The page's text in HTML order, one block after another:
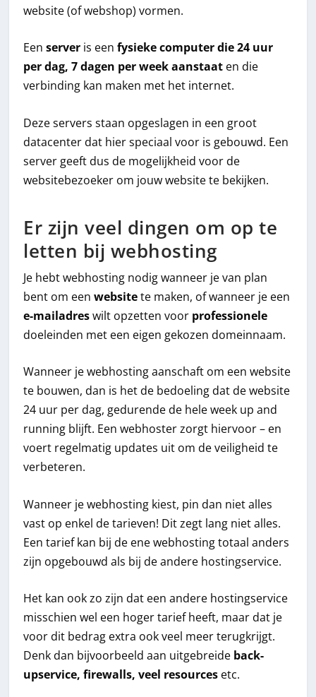
website (of webshop) vormen.
Eenserver is eenfysieke computer die 24 uur
per dag, 7 dagen per week aanstaat en die
verbinding kan maken met het internet.
Deze servers staan opgeslagen in een groot
datacenter dat hier speciaal voor is gebouwd. Een
server geeft dus de mogelijkheid voor de
websitebezoeker om jouw website te bekijken.
Er zijn veel dingen om op te
letten bij webhosting
Je hebt webhosting nodig wanneer je van plan
bent om eenwebsitete maken, of wanneer je een
e-mailadreswilt opzetten voor professionele
doeleinden met een eigen gekozen domeinnaam.
Wanneer je webhosting aanschaft om een website
te bouwen, dan is het de bedoeling dat de website
24 uur per dag, gedurende de hele week up and
running blijft. Een webhoster zorgt hiervoor – en
voert regelmatig updates uit om de veiligheid te
verbeteren.
Wanneer je webhosting kiest, pin dan niet alles
vast op enkel de tarieven! Dit zegt lang niet alles.
Een tarief kan bij de ene webhosting totaal anders
zijn opgebouwd als bij de andere hostingservice.
Het kan ook zo zijn dat een andere hostingservice
misschien wel een hoger tarief heeft, maar dat je
voor dit bedrag extra ook veel meer terugkrijgt.
Denk dan bijvoorbeeld aan uitgebreide back-
upservice, firewalls, veel resources etc.